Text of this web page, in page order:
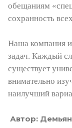
обещаниям
сохранность
Наша компания
задач. Каждый
существует
внимательно
наилучший
Автор: